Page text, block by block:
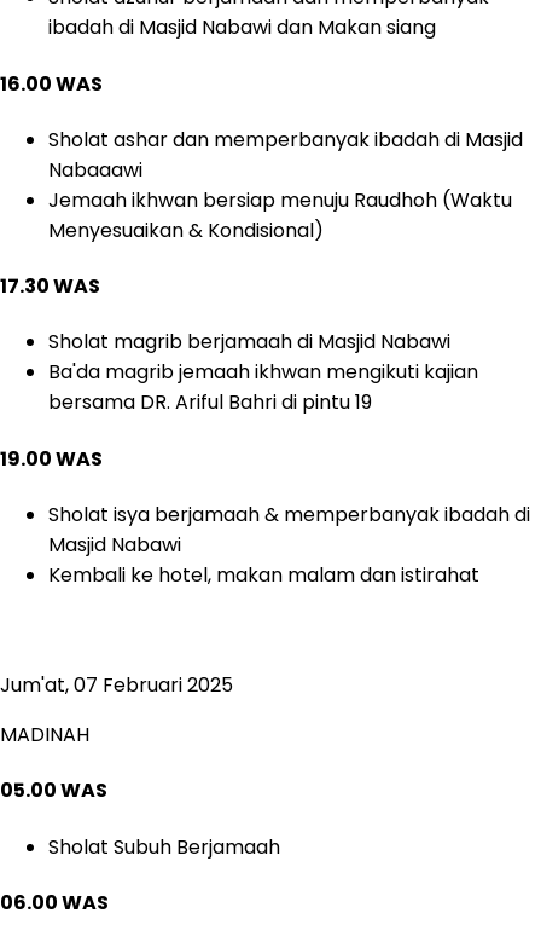
ibadah di Masjid Nabawi dan Makan siang
16.00 WAS
Sholat ashar dan memperbanyak ibadah di Masjid
Nabaaawi
Jemaah ikhwan bersiap menuju Raudhoh (Waktu
Menyesuaikan & Kondisional)
17.30 WAS
Sholat magrib berjamaah di Masjid Nabawi
Ba'da magrib jemaah ikhwan mengikuti kajian
bersama DR. Ariful Bahri di pintu 19
19.00 WAS
Sholat isya berjamaah & memperbanyak ibadah di
Masjid Nabawi
Kembali ke hotel, makan malam dan istirahat
Jum'at, 07 Februari 2025
MADINAH
05.00 WAS
Sholat Subuh Berjamaah
06.00 WAS